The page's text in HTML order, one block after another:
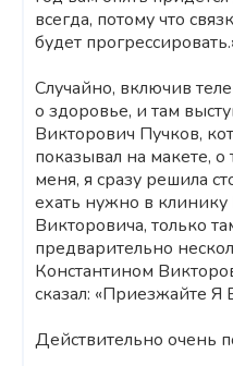
всегда, потому что
будет
Случайно, включив
о здоровье, и там
Викторович Пучков,
показывал на макете,
меня, я сразу решила
ехать нужно в клинику
Викторовича, только
предварительно
Константином
сказал: «Приезжайте Я
Действительно очень